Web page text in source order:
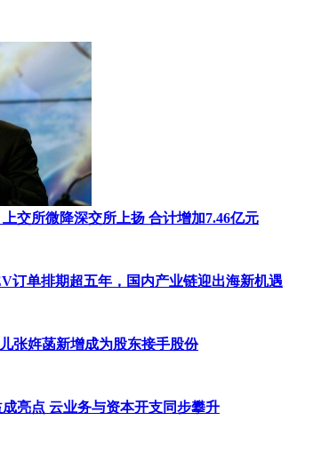
交所微降深交所上扬 合计增加7.46亿元
订单排期超五年，国内产业链迎出海新机遇
张姩菡新增成为股东接手股份
亮点 云业务与资本开支同步攀升